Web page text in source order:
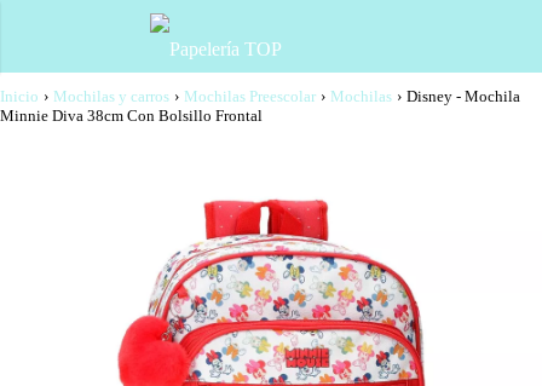
Inicio › Mochilas y carros › Mochilas Preescolar › Mochilas › Disney - Mochila
Minnie Diva 38cm Con Bolsillo Frontal